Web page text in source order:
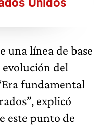
una línea de base
del
fundamental
explicó
este punto de